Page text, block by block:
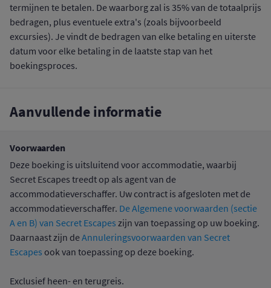
termijnen te betalen. De waarborg zal is 35% van de totaalprijs
bedragen, plus eventuele extra's (zoals bijvoorbeeld
excursies). Je vindt de bedragen van elke betaling en uiterste
datum voor elke betaling in de laatste stap van het
boekingsproces.
Aanvullende informatie
Voorwaarden
Deze boeking is uitsluitend voor accommodatie, waarbij
Secret Escapes treedt op als agent van de
accommodatieverschaffer. Uw contract is afgesloten met de
accommodatieverschaffer. De Algemene voorwaarden (sectie
A en B) van Secret Escapes zijn van toepassing op uw boeking.
Daarnaast zijn deAnnuleringsvoorwaarden van Secret
Escapes ook van toepassing op deze boeking.
Exclusief heen- en terugreis.